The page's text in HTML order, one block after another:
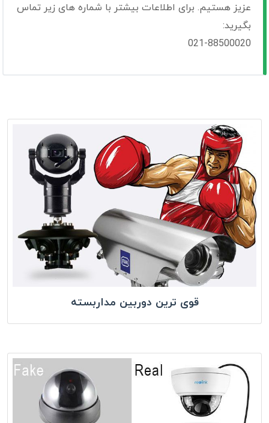
عزیز هستیم. برای اطلاعات بیشتر با شماره های زیر تماس
بگیرید:
021-88500020
قوی ترین دوربین مداربسته